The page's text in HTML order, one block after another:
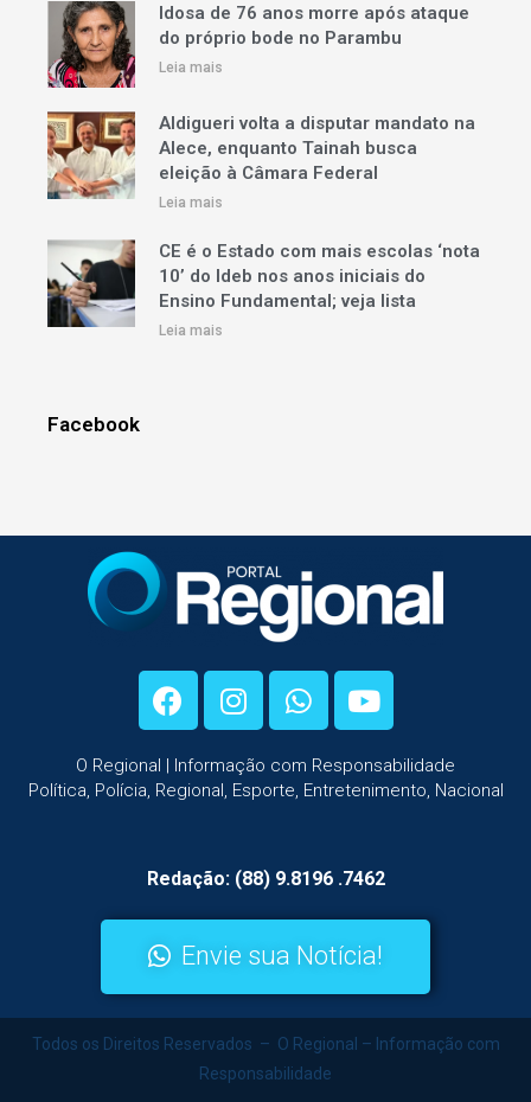
Idosa de 76 anos morre após ataque
do próprio bode no Parambu
Leia mais
Aldigueri volta a disputar mandato na
Alece, enquanto Tainah busca
eleição à Câmara Federal
Leia mais
CE é o Estado com mais escolas ‘nota
10’ do Ideb nos anos iniciais do
Ensino Fundamental; veja lista
Leia mais
Facebook
O Regional | Informação com Responsabilidade
Política, Polícia, Regional, Esporte, Entretenimento, Nacional
Redação: (88) 9.8196 .7462
Envie sua Notícia!
Todos os Direitos Reservados – O Regional – Informação com
Responsabilidade